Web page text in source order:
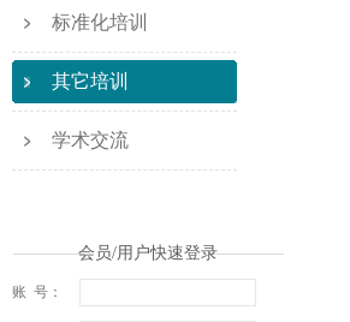
标准化培训
其它培训
学术交流
会员/用户快速登录
账 号：